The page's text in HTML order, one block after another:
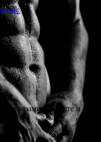
стразами на бюсте и